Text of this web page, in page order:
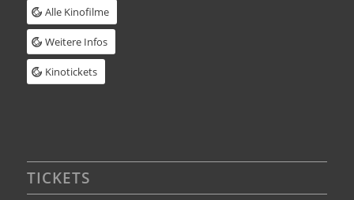
Alle Kinofilme
Weitere Infos
Kinotickets
TICKETS